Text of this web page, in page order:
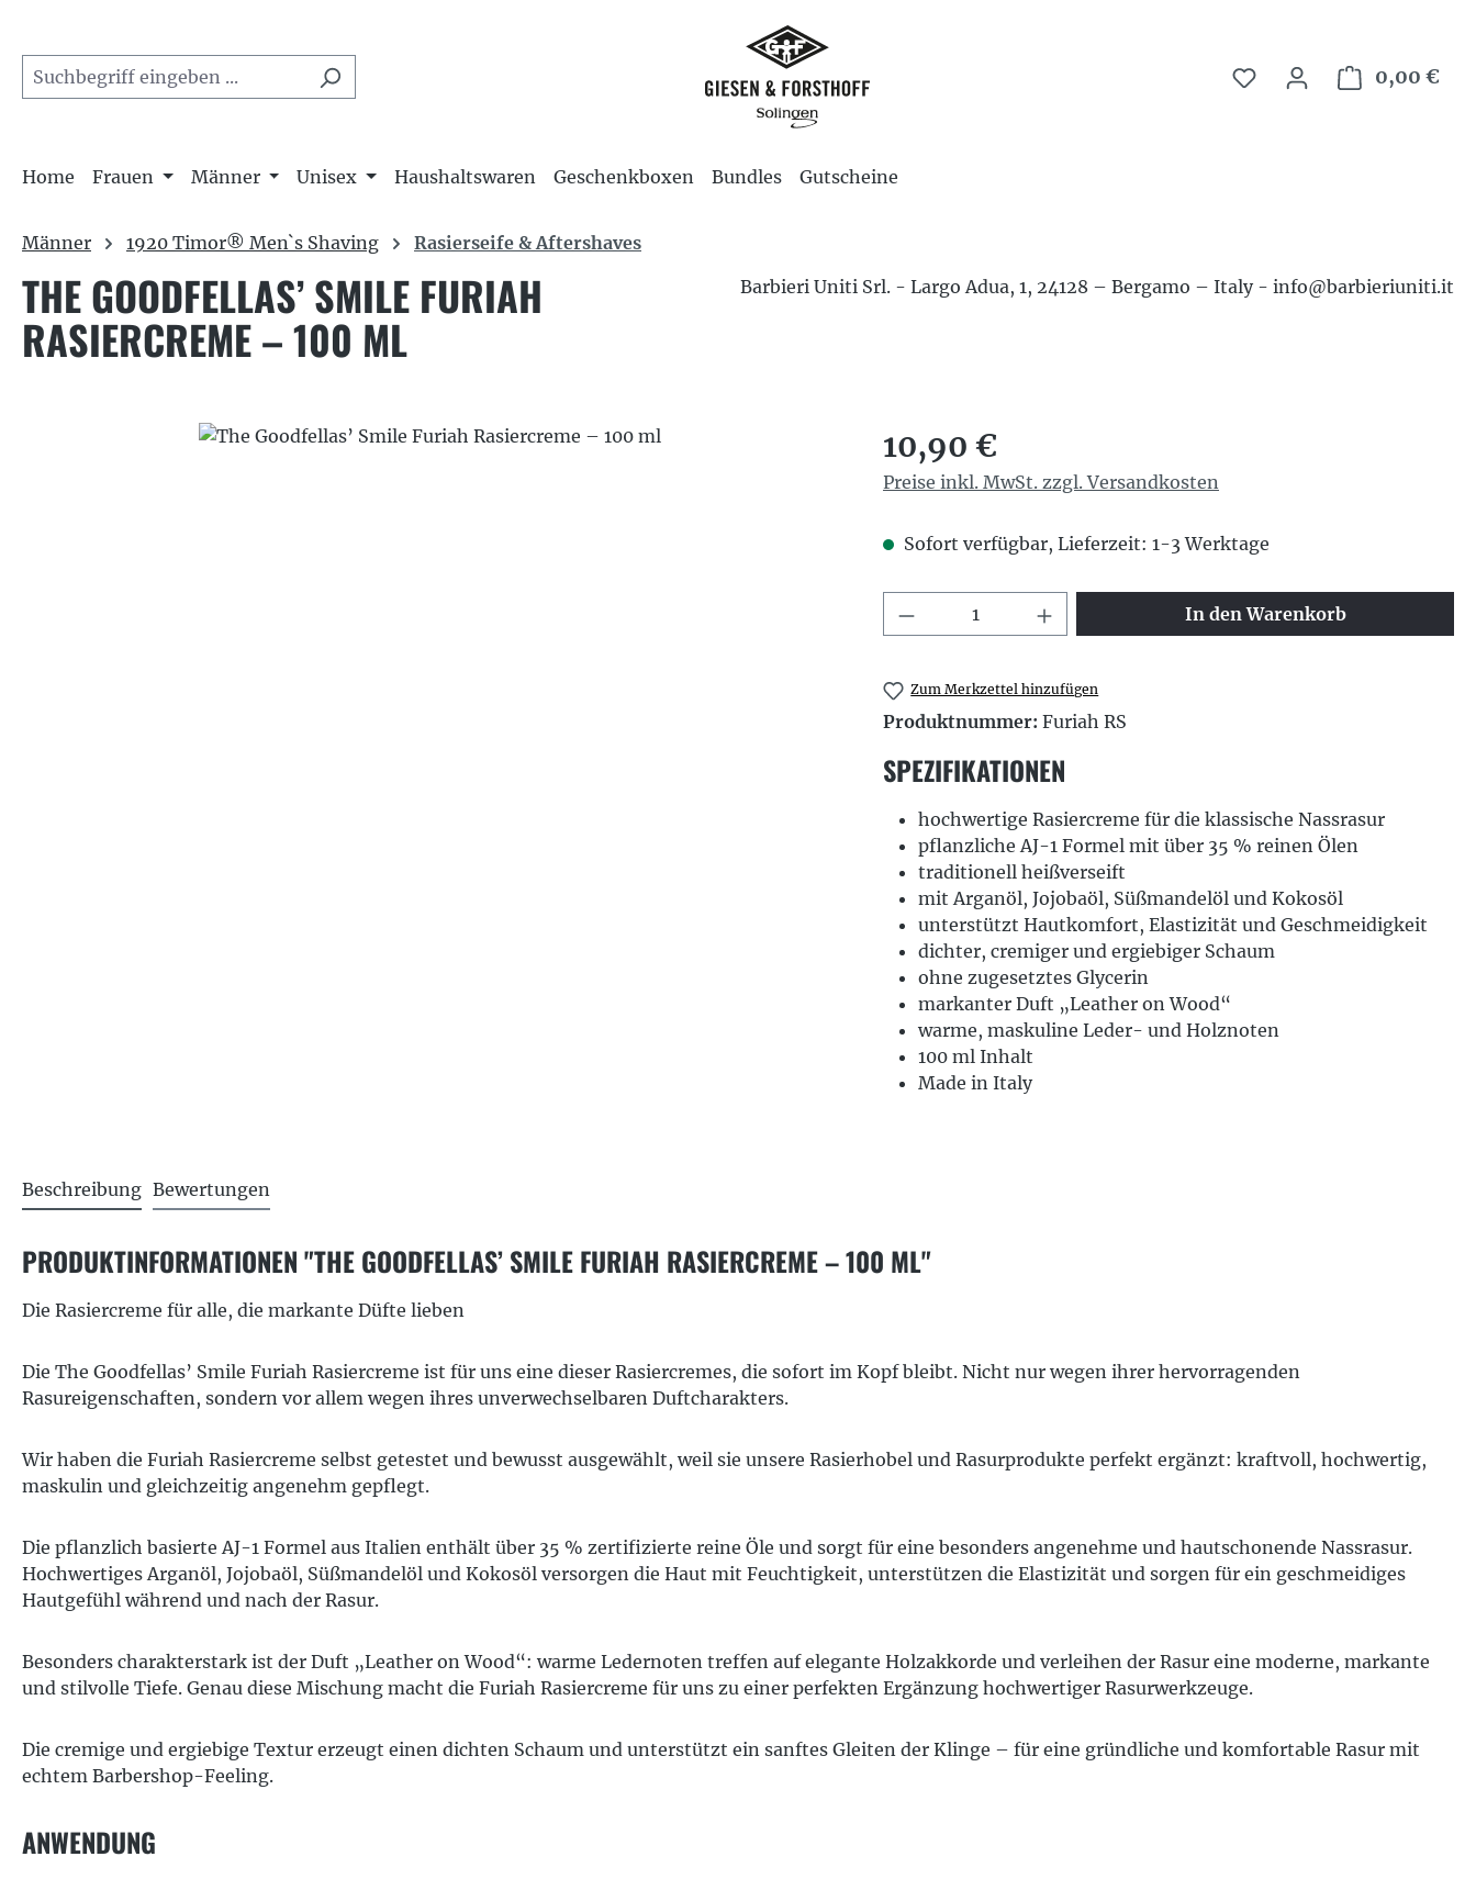
0,00 €
Home Frauen Männer Unisex Haushaltswaren Geschenkboxen Bundles Gutscheine
Männer 1920 Timor® Men`s Shaving Rasierseife & Aftershaves
THE GOODFELLAS’ SMILE FURIAH
RASIERCREME – 100 ML
Barbieri Uniti Srl. - Largo Adua, 1, 24128 – Bergamo – Italy - info@barbieriuniti.it
Bildergalerie überspringen Regulärer Preis:
10,90 €
Preise inkl. MwSt. zzgl. Versandkosten
Sofort verfügbar, Lieferzeit: 1-3 Werktage
Produkt Anzahl: Gib den gewünschten
In den Warenkorb
Zum Merkzettel hinzufügen
Produktnummer: Furiah RS
SPEZIFIKATIONEN
hochwertige Rasiercreme für die klassische Nassrasur
pflanzliche AJ-1 Formel mit über 35 % reinen Ölen
traditionell heißverseift
mit Arganöl, Jojobaöl, Süßmandelöl und Kokosöl
unterstützt Hautkomfort, Elastizität und Geschmeidigkeit
dichter, cremiger und ergiebiger Schaum
ohne zugesetztes Glycerin
markanter Duft „Leather on Wood“
warme, maskuline Leder- und Holznoten
100 ml Inhalt
Made in Italy
Beschreibung Bewertungen
PRODUKTINFORMATIONEN "THE GOODFELLAS’ SMILE FURIAH RASIERCREME – 100 ML"
Die Rasiercreme für alle, die markante Düfte lieben
Die The Goodfellas’ Smile Furiah Rasiercreme ist für uns eine dieser Rasiercremes, die sofort im Kopf bleibt. Nicht nur wegen ihrer hervorragenden
Rasureigenschaften, sondern vor allem wegen ihres unverwechselbaren Duftcharakters.
Wir haben die Furiah Rasiercreme selbst getestet und bewusst ausgewählt, weil sie unsere Rasierhobel und Rasurprodukte perfekt ergänzt: kraftvoll, hochwertig,
maskulin und gleichzeitig angenehm gepflegt.
Die pflanzlich basierte AJ-1 Formel aus Italien enthält über 35 % zertifizierte reine Öle und sorgt für eine besonders angenehme und hautschonende Nassrasur.
Hochwertiges Arganöl, Jojobaöl, Süßmandelöl und Kokosöl versorgen die Haut mit Feuchtigkeit, unterstützen die Elastizität und sorgen für ein geschmeidiges
Hautgefühl während und nach der Rasur.
Besonders charakterstark ist der Duft „Leather on Wood“: warme Ledernoten treffen auf elegante Holzakkorde und verleihen der Rasur eine moderne, markante
und stilvolle Tiefe. Genau diese Mischung macht die Furiah Rasiercreme für uns zu einer perfekten Ergänzung hochwertiger Rasurwerkzeuge.
Die cremige und ergiebige Textur erzeugt einen dichten Schaum und unterstützt ein sanftes Gleiten der Klinge – für eine gründliche und komfortable Rasur mit
echtem Barbershop-Feeling.
ANWENDUNG